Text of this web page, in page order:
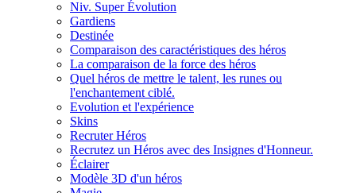
Niv. Super Évolution
Gardiens
Destinée
Comparaison des caractéristiques des héros
La comparaison de la force des héros
Quel héros de mettre le talent, les runes ou
l'enchantement ciblé.
Evolution et l'expérience
Skins
Recruter Héros
Recrutez un Héros avec des Insignes d'Honneur.
Éclairer
Modèle 3D d'un héros